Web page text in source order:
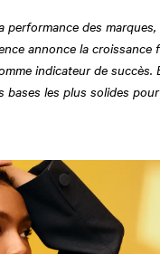
performance des
annonce la
indicateur de succès.
bases les plus solides